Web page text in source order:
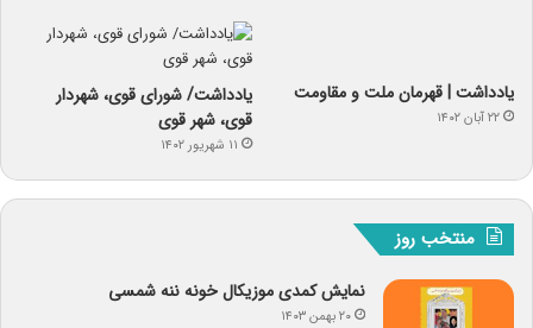
یادداشت | قهرمان ملت و مقاومت
۲۲ آبان ۱۴۰۲
یادداشت/ شورای قوی، شهردار
قوی، شهر قوی
۱۱ شهریور ۱۴۰۲
منتخب روز
نمایش کمدی موزیکال خونه ننه شمسی
۲۰ بهمن ۱۴۰۳